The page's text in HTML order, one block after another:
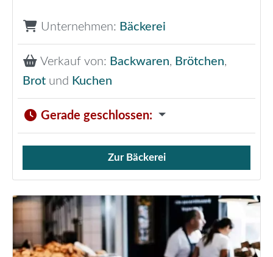
Unternehmen: Bäckerei
Verkauf von: Backwaren, Brötchen,
Brot und Kuchen
Gerade geschlossen:
Verkauf von Brötchen,
Zur Bäckerei